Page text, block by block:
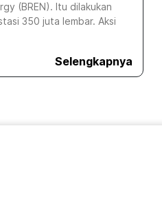
(BREN). Itu dilakukan
350 juta lembar. Aksi
Selengkapnya